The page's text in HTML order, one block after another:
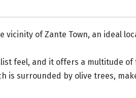
vicinity of Zante Town, an ideal
feel, and it offers a multitude
is surrounded by olive trees,